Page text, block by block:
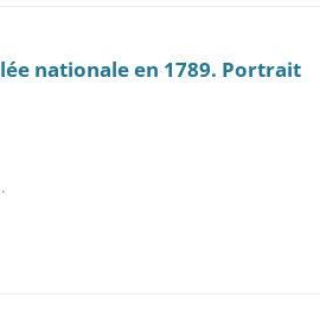
nationale en 1789. Portrait